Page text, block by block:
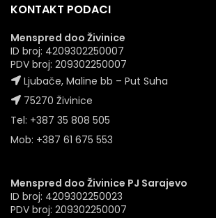
KONTAKT PODACI
Menspred doo Živinice
ID broj: 4209302250007
PDV broj: 209302250007
Ljubače, Maline bb – Put Suha
75270 Živinice
Tel: +387 35 808 505
Mob: +387 61 675 553
Menspred doo Živinice PJ Sarajevo
ID broj: 4209302250023
PDV broj: 209302250007